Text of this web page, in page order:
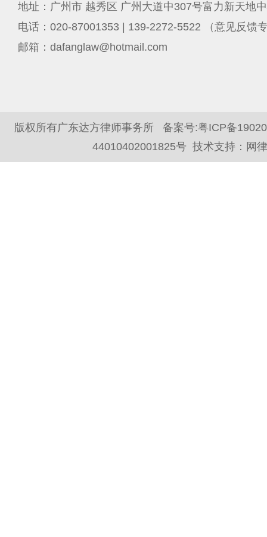
地址：广州市 越秀区 广州大道中307号富力新天地
电话：020-87001353 | 139-2272-5522 （意见反馈
邮箱：dafanglaw@hotmail.com
版权所有广东达方律师事务所 备案号:粤ICP备
44010402001825号 技术支持： 网